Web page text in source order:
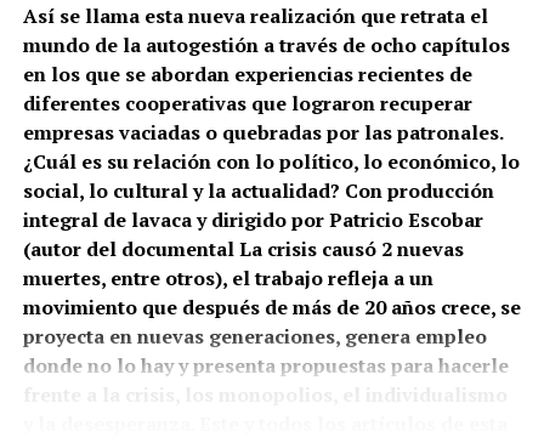
Así se llama esta nueva realización que retrata el
mundo de la autogestión a través de ocho capítulos
en los que se abordan experiencias recientes de
diferentes cooperativas que lograron recuperar
empresas vaciadas o quebradas por las patronales.
¿Cuál es su relación con lo político, lo económico, lo
social, lo cultural y la actualidad? Con producción
integral de lavaca y dirigido por Patricio Escobar
(autor del documental La crisis causó 2 nuevas
muertes, entre otros), el trabajo refleja a un
movimiento que después de más de 20 años crece, se
proyecta en nuevas generaciones, genera empleo
donde no lo hay y presenta propuestas para hacerle